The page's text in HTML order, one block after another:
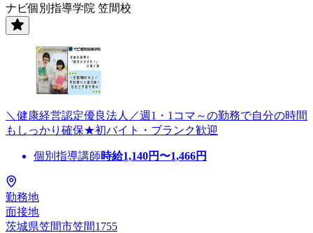
ナビ個別指導学院 笠間校
＼健康経営認定優良法人／週1・1コマ～の勤務で自分の時間
もしっかり確保★初バイト・ブランク歓迎
個別指導講師時給1,140円〜1,466円
勤務地
面接地
茨城県笠間市笠間1755